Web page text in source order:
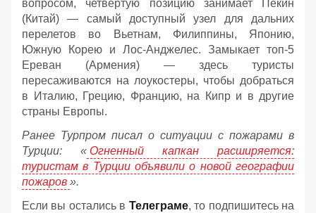
вопросом, четвертую позицию занимает Пекин
(Китай) — самый доступный узел для дальних
перелетов во Вьетнам, Филиппины, Японию,
Южную Корею и Лос-Анджелес. Замыкает топ-5
Ереван (Армения) — здесь туристы
пересаживаются на лоукостеры, чтобы добраться
в Италию, Грецию, Францию, на Кипр и в другие
страны Европы.
Ранее Турпром писал о ситуации с пожарами в
Турции: « Огненный капкан расширяется:
туристам в Турции объявили о новой географии
пожаров ».
Если вы остались в Телеграме, то подпишитесь на